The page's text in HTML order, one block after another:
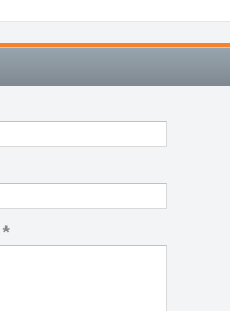
*